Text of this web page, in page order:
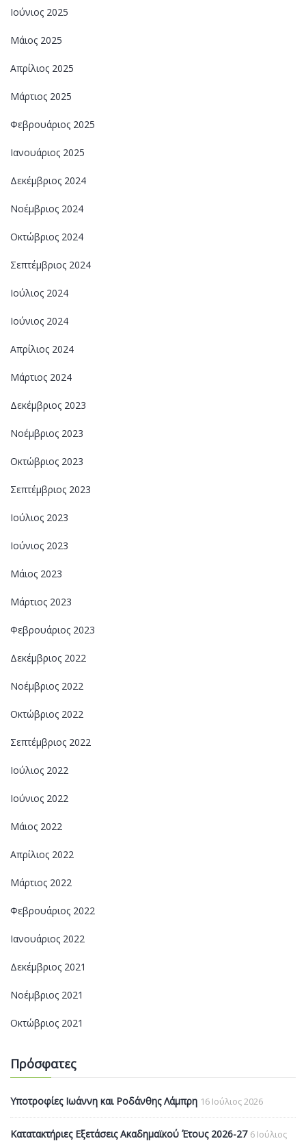
Ιούνιος 2025
Μάιος 2025
Απρίλιος 2025
Μάρτιος 2025
Φεβρουάριος 2025
Ιανουάριος 2025
Δεκέμβριος 2024
Νοέμβριος 2024
Οκτώβριος 2024
Σεπτέμβριος 2024
Ιούλιος 2024
Ιούνιος 2024
Απρίλιος 2024
Μάρτιος 2024
Δεκέμβριος 2023
Νοέμβριος 2023
Οκτώβριος 2023
Σεπτέμβριος 2023
Ιούλιος 2023
Ιούνιος 2023
Μάιος 2023
Μάρτιος 2023
Φεβρουάριος 2023
Δεκέμβριος 2022
Νοέμβριος 2022
Οκτώβριος 2022
Σεπτέμβριος 2022
Ιούλιος 2022
Ιούνιος 2022
Μάιος 2022
Απρίλιος 2022
Μάρτιος 2022
Φεβρουάριος 2022
Ιανουάριος 2022
Δεκέμβριος 2021
Νοέμβριος 2021
Οκτώβριος 2021
Πρόσφατες
Υποτροφίες Ιωάννη και Ροδάνθης Λάμπρη 16 Ιούλιος 2026
Κατατακτήριες Εξετάσεις Ακαδημαϊκού Έτους 2026-27 6 Ιούλιος